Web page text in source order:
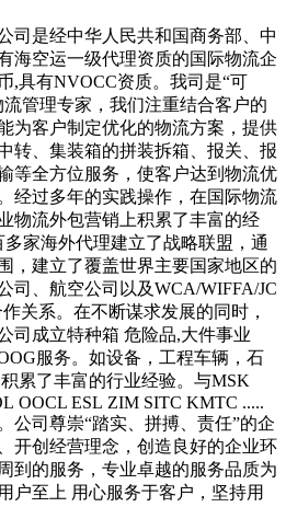
司是经中华人民共和国商务部、中
海空运一级代理资质的国际物流企
,具有NVOCC资质。我司是“可
管理专家，我们注重结合客户的
为客户制定优化的物流方案，提供
转、集装箱的拼装拆箱、报关、报
等全方位服务，使客户达到物流优
经过多年的实践操作，在国际物流
物流外包营销上积累了丰富的经
家海外代理建立了战略联盟，通
，建立了覆盖世界主要国家地区的
司、航空公司以及WCA/WIFFA/JC
关系。在不断谋求发展的同时，
司成立特种箱 危险品,大件事业
服务。如设备，工程车辆，石
累了丰富的行业经验。与MSK
OOCL ESL ZIM SITC KMTC .....
公司尊崇“踏实、拼搏、责任”的企
开创经营理念，创造良好的企业环
到的服务，专业卓越的服务品质为
户至上 用心服务于客户，坚持用